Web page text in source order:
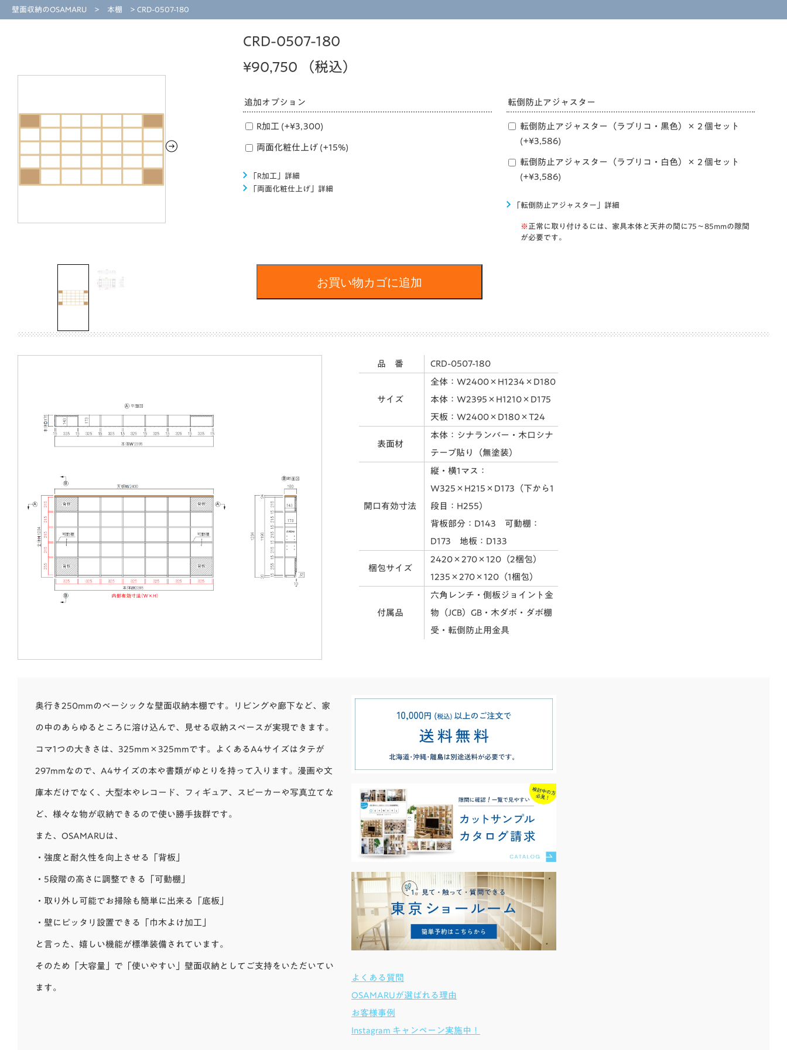
壁面収納のOSAMARU > 本棚 > CRD-0507-180
CRD-0507-180
¥90,750 （税込）
追加オプション
R加工 (+¥3,300)
両面化粧仕上げ (+15%)
「R加工」詳細
「両面化粧仕上げ」詳細
転倒防止アジャスター
転倒防止アジャスター（ラブリコ・黒色）×２個セット
(+¥3,586)
転倒防止アジャスター（ラブリコ・白色）×２個セット
(+¥3,586)
「転倒防止アジャスター」詳細
※ 正常に取り付けるには、家具本体と天井の間に75〜85mmの隙間
が必要です。
お買い物カゴに追加
品 番 CRD-0507-180
サイズ
全体：W2400×H1234×D180
本体：W2395×H1210×D175
天板：W2400×D180×T24
表面材
本体：シナランバー・木口シナ
テープ貼り（無塗装）
開口有効寸法
縦・横1マス：
W325×H215×D173（下から1
段目：H255）
背板部分：D143 可動棚：
D173 地板：D133
梱包サイズ
2420×270×120（2梱包）
1235×270×120（1梱包）
付属品
六角レンチ・側板ジョイント金
物（JCB）GB・木ダボ・ダボ棚
受・転倒防止用金具
奥行き250mmのベーシックな壁面収納本棚です。リビングや廊下など、家
の中のあらゆるところに溶け込んで、見せる収納スペースが実現できます。
コマ1つの大きさは、325mm×325mmです。よくあるA4サイズはタテが
297mmなので、A4サイズの本や書類がゆとりを持って入ります。漫画や文
庫本だけでなく、大型本やレコード、フィギュア、スピーカーや写真立てな
ど、様々な物が収納できるので使い勝手抜群です。
また、OSAMARUは、
・強度と耐久性を向上させる「背板」
・5段階の高さに調整できる「可動棚」
・取り外し可能でお掃除も簡単に出来る「底板」
・壁にピッタリ設置できる「巾木よけ加工」
と言った、嬉しい機能が標準装備されています。
そのため「大容量」で「使いやすい」壁面収納としてご支持をいただいてい
ます。
よくある質問
OSAMARUが選ばれる理由
お客様事例
Instagram キャンペーン実施中！